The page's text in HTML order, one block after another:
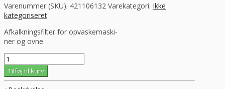
Varenummer (SKU): 421106132 Varekategori: Ikke
kategoriseret
Afkalkningsfilter for opvaskemaski-
ner og ovne.
BWT
Mono
Soft
afkalkningsfilter
Tilføj til kurv